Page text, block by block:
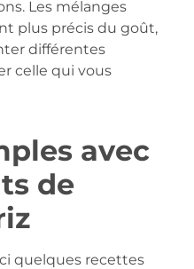
Les mélanges
plus précis du goût,
différentes
celle qui vous
avec
de
quelques recettes